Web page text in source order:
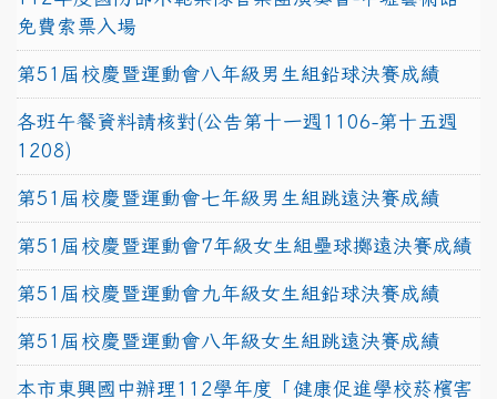
免費索票入場
第51屆校慶暨運動會八年級男生組鉛球決賽成績
各班午餐資料請核對(公告第十一週1106-第十五週
1208)
第51屆校慶暨運動會七年級男生組跳遠決賽成績
第51屆校慶暨運動會7年級女生組壘球擲遠決賽成績
第51屆校慶暨運動會九年級女生組鉛球決賽成績
第51屆校慶暨運動會八年級女生組跳遠決賽成績
本市東興國中辦理112學年度「健康促進學校菸檳害